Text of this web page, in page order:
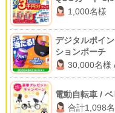
1,000名様
デジタルポイ
ションポーチ
30,000名様
電動自転車 /
合計1,098